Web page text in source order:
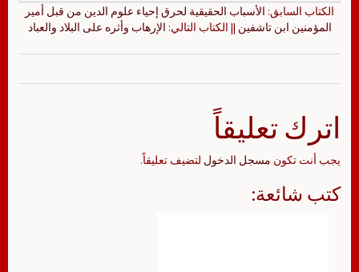
الكتاب السابق: الأسباب الحقيقية لحرق إحياء علوم الدين من قبل أمير
المؤمنين ابن تاشفين || الكتاب التالي: الإرهاب وأثره على البلاد والعباد
اترك تعليقاً
يجب أنت تكون مسجل الدخول لتضيف تعليقاً.
كتب شائعة: